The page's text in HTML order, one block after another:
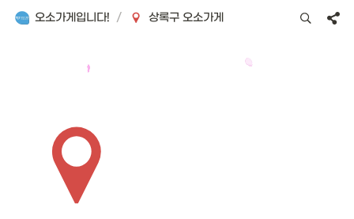
오소가게입니다! / 상록구 오소가게